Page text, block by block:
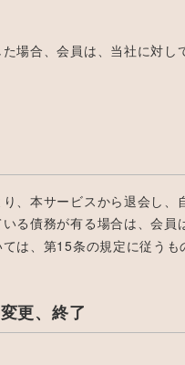
場合、会員は、当社に対
、本サービスから退会し
る債務が有る場合は、会
は、第15条の規定に従うも
更、終了